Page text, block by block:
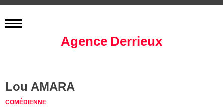
Agence Derrieux
Lou AMARA
COMÉDIENNE